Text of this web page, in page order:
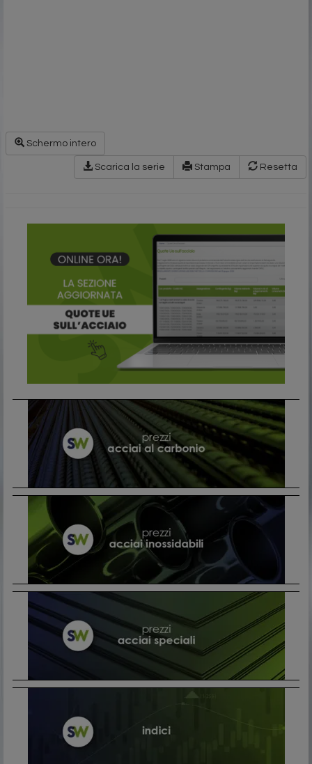
Schermo intero
Scarica la serie Stampa Resetta